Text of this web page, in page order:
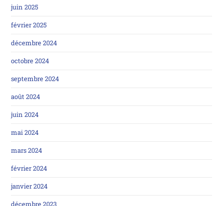
juin 2025
février 2025
décembre 2024
octobre 2024
septembre 2024
août 2024
juin 2024
mai 2024
mars 2024
février 2024
janvier 2024
décembre 2023